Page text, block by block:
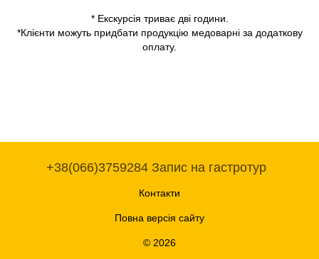
* Екскурсія триває дві години.
*Клієнти можуть придбати продукцію медоварні за додаткову
оплату.
+38(066)3759284 Запис на гастротур
Контакти
Повна версія сайту
© 2026